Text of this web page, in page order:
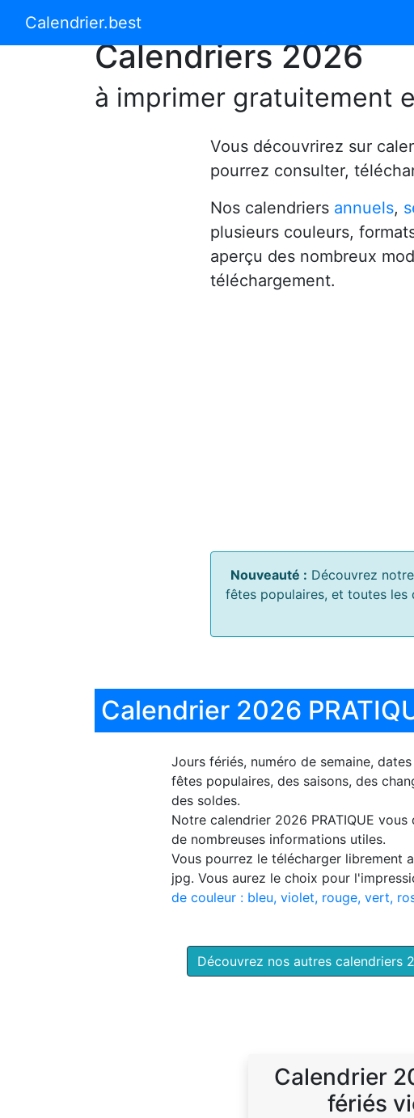
Calendrier.bestCalendrier 2024
Calendriers 2026
à imprimer gratuitement
Vous découvrirez sur
pourrez consulter,
Nos calendriers annuels,
plusieurs couleurs,
aperçu des nombreux
téléchargement.
Nouveauté : Découvrez notre
fêtes populaires, et toutes les
Calendrier 2026
Jours fériés, numéro de semaine,
fêtes populaires, des saisons, des
des soldes.
Notre calendrier 2026 PRATIQUE vous
de nombreuses informations utiles.
Vous pourrez le télécharger librement
jpg. Vous aurez le choix pour
de couleur : bleu, violet, rouge, vert,
Découvrez nos autres calendriers
Calendrier
fériés